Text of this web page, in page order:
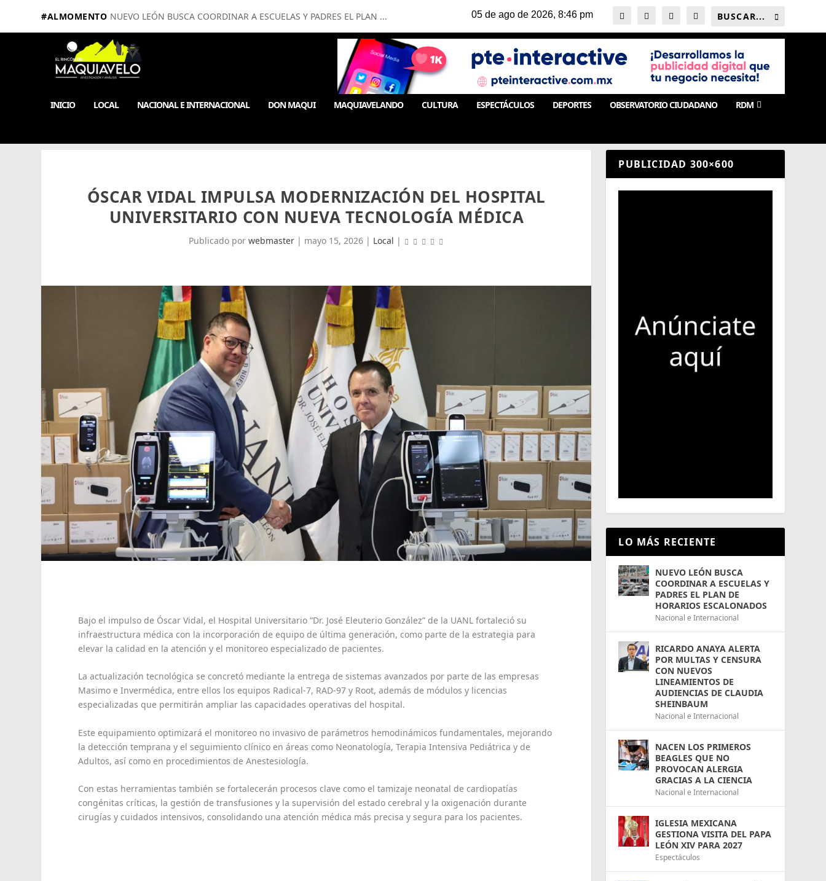
#ALMOMENTO NUEVO LEÓN BUSCA COORDINAR A ESCUELAS Y PADRES EL PLAN ...
INICIO LOCAL NACIONAL E INTERNACIONAL DON MAQUI MAQUIAVELANDO CULTURA ESPECTÁCULOS DEPORTES OBSERVATORIO CIUDADANO RDM
ÓSCAR VIDAL IMPULSA MODERNIZACIÓN DEL HOSPITAL
UNIVERSITARIO CON NUEVA TECNOLOGÍA MÉDICA
Publicado por webmaster| mayo 15, 2026| Local |
Bajo el impulso de Óscar Vidal, el Hospital Universitario “Dr. José Eleuterio González” de la UANL fortaleció su
infraestructura médica con la incorporación de equipo de última generación, como parte de la estrategia para
elevar la calidad en la atención y el monitoreo especializado de pacientes.
La actualización tecnológica se concretó mediante la entrega de sistemas avanzados por parte de las empresas
Masimo e Invermédica, entre ellos los equipos Radical-7, RAD-97 y Root, además de módulos y licencias
especializadas que permitirán ampliar las capacidades operativas del hospital.
Este equipamiento optimizará el monitoreo no invasivo de parámetros hemodinámicos fundamentales, mejorando
la detección temprana y el seguimiento clínico en áreas como Neonatología, Terapia Intensiva Pediátrica y de
Adultos, así como en procedimientos de Anestesiología.
Con estas herramientas también se fortalecerán procesos clave como el tamizaje neonatal de cardiopatías
congénitas críticas, la gestión de transfusiones y la supervisión del estado cerebral y la oxigenación durante
cirugías y cuidados intensivos, consolidando una atención médica más precisa y segura para los pacientes.
PUBLICIDAD 300×600
LO MÁS RECIENTE
NUEVO LEÓN BUSCA
COORDINAR A ESCUELAS Y
PADRES EL PLAN DE
HORARIOS ESCALONADOS
Nacional e Internacional
RICARDO ANAYA ALERTA
POR MULTAS Y CENSURA
CON NUEVOS
LINEAMIENTOS DE
AUDIENCIAS DE CLAUDIA
SHEINBAUM
Nacional e Internacional
NACEN LOS PRIMEROS
BEAGLES QUE NO
PROVOCAN ALERGIA
GRACIAS A LA CIENCIA
Nacional e Internacional
IGLESIA MEXICANA
GESTIONA VISITA DEL PAPA
LEÓN XIV PARA 2027
Espectáculos